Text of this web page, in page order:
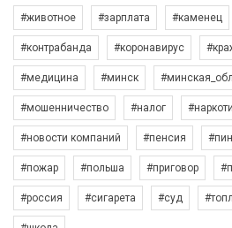
#животное #зарплата #каменец
#контрабанда #коронавирус
#медицина #минск
#мошенничество #налог
#новости компаний #пенсия
#пожар #польша #приговор
#россия #сигарета #суд